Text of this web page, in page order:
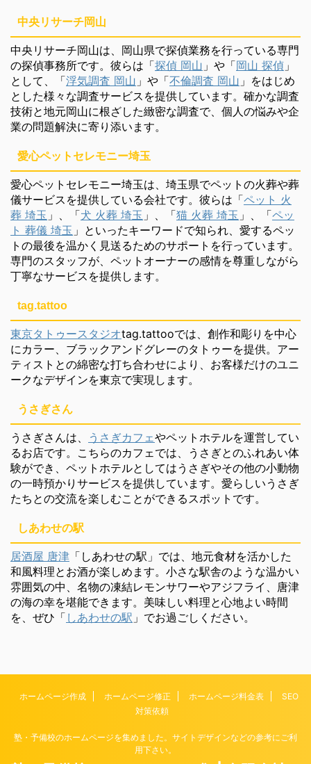
中央リサーチ岡山
中央リサーチ岡山は、岡山県で探偵業務を行っている専門
の探偵事務所です。彼らは「探偵 岡山 」や「岡山 探偵 」
として、「浮気調査 岡山 」や「不倫調査 岡山 」をはじめ
とした様々な調査サービスを提供しています。確かな調査
技術と地元岡山に根ざした緻密な調査で、個人の悩みや企
業の問題解決に寄り添います。
愛心ペットセレモニー埼玉
愛心ペットセレモニー埼玉は、埼玉県でペットの火葬や葬
儀サービスを提供している会社です。彼らは「ペット 火
葬 埼玉 」、「犬 火葬 埼玉 」、「猫 火葬 埼玉 」、「ペッ
ト 葬儀 埼玉 」といったキーワードで知られ、愛するペッ
トの最後を温かく見送るためのサポートを行っています。
専門のスタッフが、ペットオーナーの感情を尊重しながら
丁寧なサービスを提供します。
tag.tattoo
東京タトゥースタジオtag.tattooでは、創作和彫りを中心
にカラー、ブラックアンドグレーのタトゥーを提供。アー
ティストとの綿密な打ち合わせにより、お客様だけのユニ
ークなデザインを東京で実現します。
うさぎさん
うさぎさんは、 うさぎカフェやペットホテルを運営してい
るお店です。こちらのカフェでは、うさぎとのふれあい体
験ができ、ペットホテルとしてはうさぎやその他の小動物
の一時預かりサービスを提供しています。愛らしいうさぎ
たちとの交流を楽しむことができるスポットです。
しあわせの駅
居酒屋 唐津 「しあわせの駅」では、地元食材を活かした
和風料理とお酒が楽しめます。小さな駅舎のような温かい
雰囲気の中、名物の凍結レモンサワーやアジフライ、唐津
の海の幸を堪能できます。美味しい料理と心地よい時間
を、ぜひ「 しあわせの駅 」でお過ごしください。
ホームページ作成 ホームページ修正 ホームページ料金表
SEO
対策依頼
塾・予備校のホームページを集めました。サイトデザインなどの参考にご利
用下さい。